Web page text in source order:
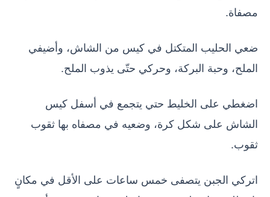
مصفاة.
ضعي الحليب المتكتل في كيس من الشاش، وأضيفي
الملح، وحبة البركة، وحركي حتّى يذوب الملح.
اضغطي على الخليط حتي يتجمع في أسفل كيس
الشاش على شكل كرة، وضعيه في مصفاه بها ثقوب
ثقوب.
اتركي الجبن يتصفى خمس ساعات على الأقل في مكانٍ